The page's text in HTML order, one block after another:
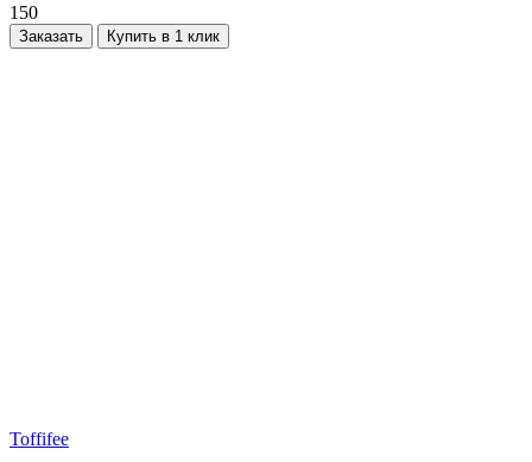
150
Заказать Купить в 1 клик
Toffifee